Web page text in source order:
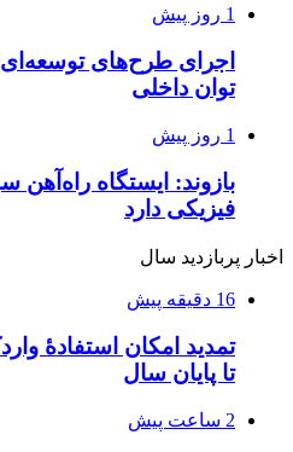
1 روز پیش
اجرای طرح‌های
توان داخلی
1 روز پیش
فیزیکی دارد
اخبار پربازدید سال
16 دقیقه پیش
تمدید امکان استفادۀ
تا پایان سال
2 ساعت پیش